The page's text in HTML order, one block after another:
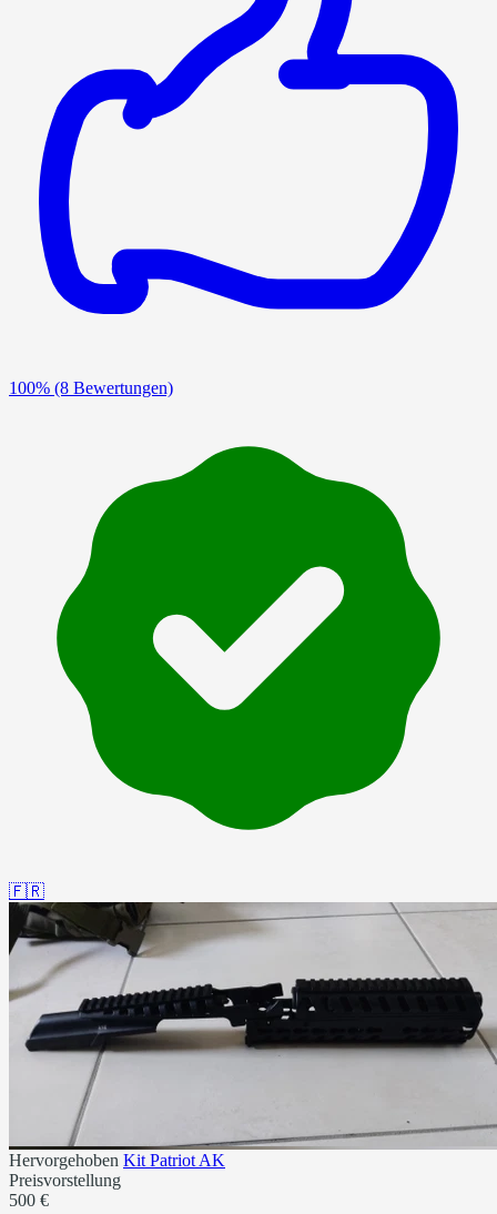
100% (8 Bewertungen)
🇫🇷
Hervorgehoben Kit Patriot AK
Preisvorstellung
500 €